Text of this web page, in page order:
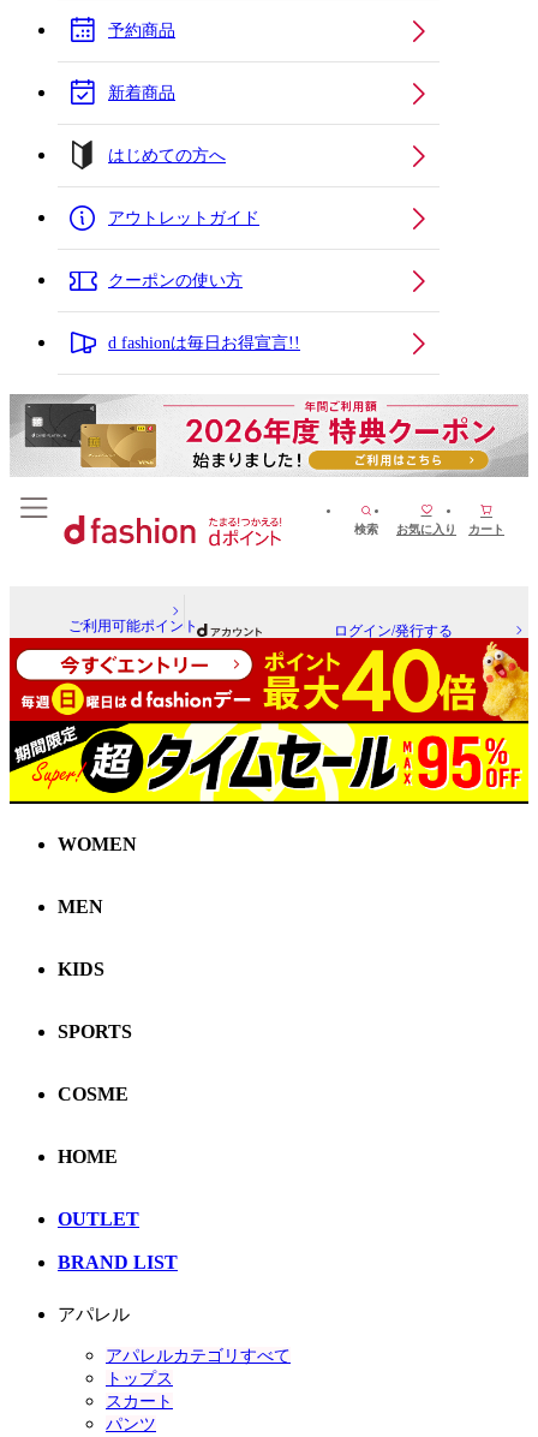
予約商品
新着商品
はじめての方へ
アウトレットガイド
クーポンの使い方
d fashionは毎日お得宣言!!
検索 お気に入り カート
ご利用可能ポイント ログイン/発行する
WOMEN
MEN
KIDS
SPORTS
COSME
HOME
OUTLET
BRAND LIST
アパレル
アパレルカテゴリすべて
トップス
スカート
パンツ